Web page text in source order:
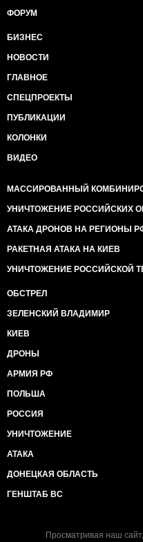
ФОРУМ
БИЗНЕС
НОВОСТИ
ГЛАВНОЕ
СПЕЦПРОЕКТЫ
ПУБЛИКАЦИИ
КОЛОНКИ
ВИДЕО
МАССИРОВАННЫЙ
УНИЧТОЖЕНИЕ РОССИЙСКИХ
АТАКА ДРОНОВ НА РЕГИОНЫ
РАКЕТНАЯ АТАКА НА КИЕВ
УНИЧТОЖЕНИЕ РОССИЙСКОЙ
ОБСТРЕЛ
ЗЕЛЕНСКИЙ ВЛАДИМИР
КИЕВ
ДРОНЫ
АРМИЯ РФ
ПОЛЬША
РОССИЯ
УНИЧТОЖЕНИЕ
АТАКА
ДОНЕЦКАЯ ОБЛАСТЬ
ГЕНШТАБ ВС
Просматривая наш